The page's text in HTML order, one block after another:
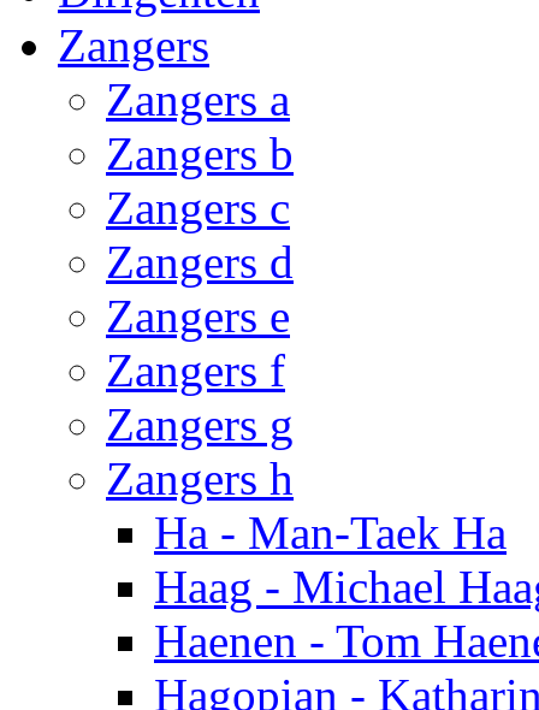
Zangers
Zangers a
Zangers b
Zangers c
Zangers d
Zangers e
Zangers f
Zangers g
Zangers h
Ha - Man-Taek Ha
Haag - Michael
Haenen - Tom
Hagopian -